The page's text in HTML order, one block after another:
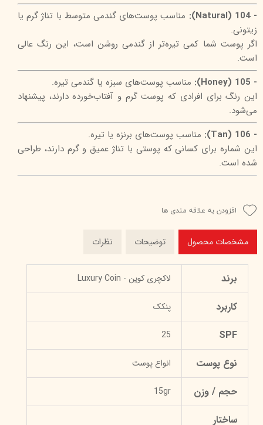
- 104 (Natural):
مناسب پوست‌های گندمی متوسط با تناژ گرم یا
زیتونی.
اگر پوست شما کمی تیره‌تر از گندمی روشن است، این رنگ عالی
است.
- 105 (Honey):
مناسب پوست‌های سبزه یا گندمی تیره.
این رنگ برای افرادی که پوست گرم و آفتاب‌خورده دارند، پیشنهاد
می‌شود.
- 106 (Tan):
مناسب پوست‌های برنزه یا تیره.
این شماره برای کسانی که پوستی با تناژ عمیق و گرم دارند، طراحی
شده است.
افزودن به علاقه مندی ها
مشخصات محصول توضیحات نظرات
برند لاکچری کوین - Luxury Coin
کاربرد پنکک
SPF
25
نوع پوست انواع پوست
حجم / وزن 15gr
ساختار